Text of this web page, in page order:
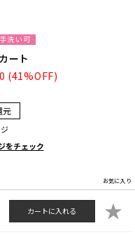
手洗い可
ート
(41%OFF)
元
をチェック
お気に入り
カートに入れる ★